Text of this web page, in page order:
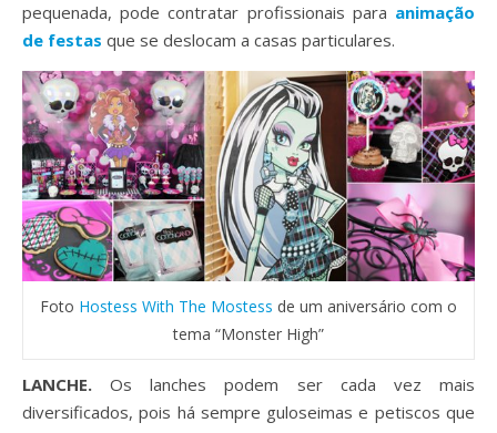
pequenada, pode contratar profissionais para animação
de festas que se deslocam a casas particulares.
Foto Hostess With The Mostess de um aniversário com o
tema “Monster High”
LANCHE.Os lanches podem ser cada vez mais
diversificados, pois há sempre guloseimas e petiscos que